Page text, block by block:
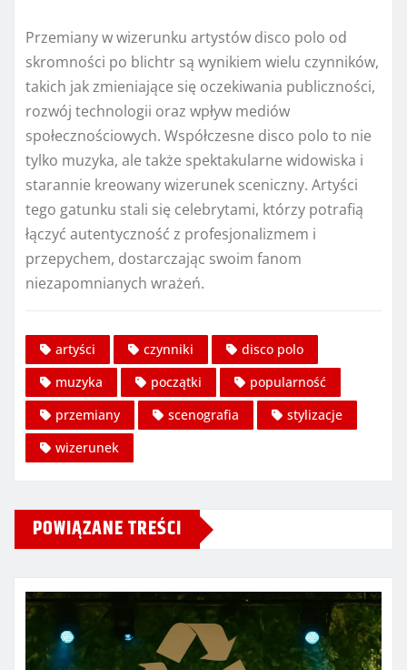
Przemiany w wizerunku artystów disco polo od
skromności po blichtr są wynikiem wielu czynników,
takich jak zmieniające się oczekiwania publiczności,
rozwój technologii oraz wpływ mediów
społecznościowych. Współczesne disco polo to nie
tylko muzyka, ale także spektakularne widowiska i
starannie kreowany wizerunek sceniczny. Artyści
tego gatunku stali się celebrytami, którzy potrafią
łączyć autentyczność z profesjonalizmem i
przepychem, dostarczając swoim fanom
niezapomnianych wrażeń.
artyści czynniki
disco polo
muzyka
początki
popularność
przemiany
scenografia
stylizacje
wizerunek
POWIĄZANE TREŚCI